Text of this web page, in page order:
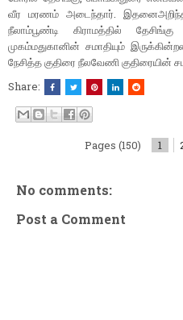
வீர மரணம் அடைந்தார்.
நீலாம்பூண்டி கிராமத்தில்
முகம்மதுகானின் சமாதியும்
நேசித்த குதிரை நீலவேணி குதிரையின்
Share:
Pages (150) 1
No comments:
Post a Comment